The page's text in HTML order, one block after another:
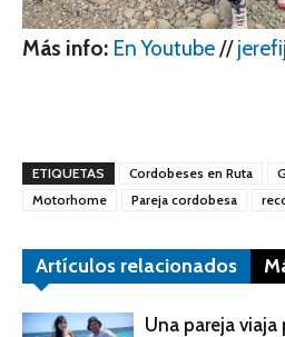
Más info: En Youtube//
ETIQUETAS Cordobeses en Ruta
Motorhome
Pareja cordobesa
Artículos relacionados
Una pareja